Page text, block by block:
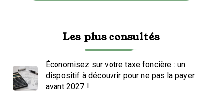
Les plus consultés
Économisez sur votre taxe foncière : un
dispositif à découvrir pour ne pas la payer
avant 2027 !